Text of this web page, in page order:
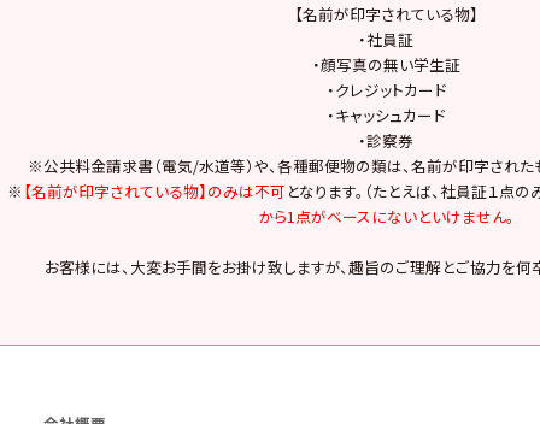
【名前が印字されている物】
・社員証
・顔写真の無い学生証
・クレジットカード
・キャッシュカード
・診察券
※公共料金請求書（電気/水道等）や、各種郵便物の類は、名前が印字された
※ 【名前が印字されている物】のみは不可 となります。（たとえば、社員証１点
から1点がベースにないといけません。
お客様には、大変お手間をお掛け致しますが、趣旨のご理解とご協力を何